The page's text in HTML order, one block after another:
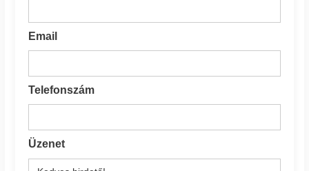
Email
Telefonszám
Üzenet